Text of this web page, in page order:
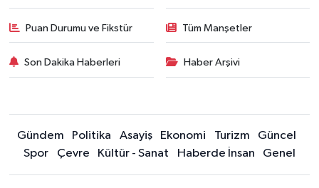
Puan Durumu ve Fikstür Tüm Manşetler
Son Dakika Haberleri Haber Arşivi
Gündem Politika Asayiş Ekonomi Turizm
Güncel
Spor
Çevre Kültür - Sanat Haberde İnsan Genel